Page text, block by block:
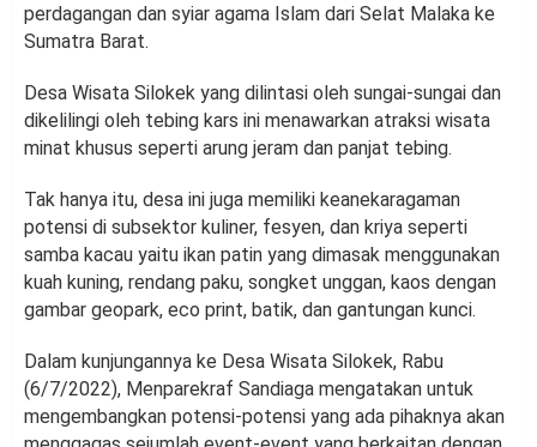
perdagangan dan syiar agama Islam dari Selat Malaka ke
Sumatra Barat.
Desa Wisata Silokek yang dilintasi oleh sungai-sungai dan
dikelilingi oleh tebing kars ini menawarkan atraksi wisata
minat khusus seperti arung jeram dan panjat tebing.
Tak hanya itu, desa ini juga memiliki keanekaragaman
potensi di subsektor kuliner, fesyen, dan kriya seperti
samba kacau yaitu ikan patin yang dimasak menggunakan
kuah kuning, rendang paku, songket unggan, kaos dengan
gambar geopark, eco print, batik, dan gantungan kunci.
Dalam kunjungannya ke Desa Wisata Silokek, Rabu
(6/7/2022), Menparekraf Sandiaga mengatakan untuk
mengembangkan potensi-potensi yang ada pihaknya akan